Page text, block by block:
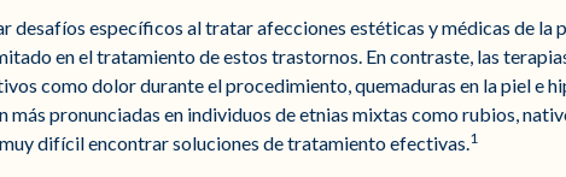
desafíos específicos al tratar afecciones estéticas y médicas de la
en el tratamiento de estos trastornos. En contraste, las
como dolor durante el procedimiento, quemaduras en la piel e
más pronunciadas en individuos de etnias mixtas como rubios,
muy difícil encontrar soluciones de tratamiento efectivas.1